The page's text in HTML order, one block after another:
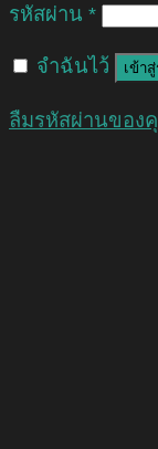
รหัสผ่าน *
จำฉันไว้ เข้า
ลืมรหัสผ่านของ